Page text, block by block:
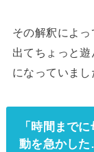
その解釈によ
出てちょっと
になっていまし
「時間まで
動を急かし